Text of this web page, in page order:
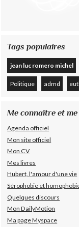
Tags populaires
jean luc romero michel
Politique admd
Me connaître et
Agenda officiel
Mon site officiel
Mon CV
Mes livres
Hubert, l'amour d'une vie
Sérophobie et
Quelques discours
Mon DailyMotion
Ma page Myspace